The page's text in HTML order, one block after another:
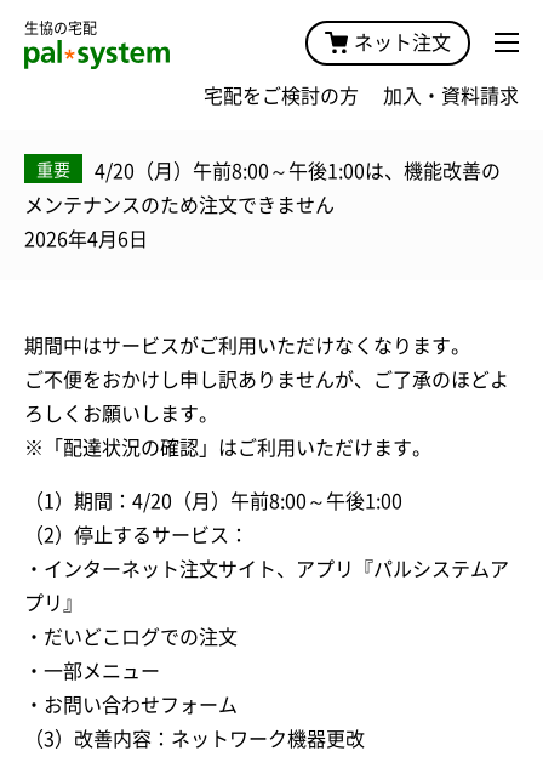
生協の宅配
ネット注文
宅配をご検討の方 加入・資料請求
重要
4/20（月）午前8:00～午後1:00は、機能改善の
メンテナンスのため注文できません
2026年4月6日
期間中はサービスがご利用いただけなくなります。
ご不便をおかけし申し訳ありませんが、ご了承のほどよ
ろしくお願いします。
※「配達状況の確認」はご利用いただけます。
（1）期間：4/20（月）午前8:00～午後1:00
（2）停止するサービス：
・インターネット注文サイト、アプリ『パルシステムア
プリ』
・だいどこログでの注文
・一部メニュー
・お問い合わせフォーム
（3）改善内容：ネットワーク機器更改